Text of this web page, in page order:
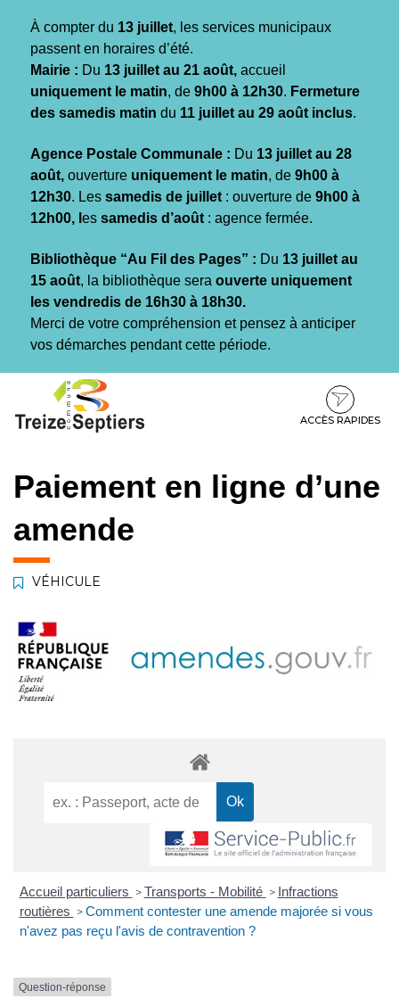
À compter du 13 juillet, les services municipaux
passent en horaires d’été.
Mairie : Du 13 juillet au 21 août, accueil
uniquement le matin, de 9h00 à 12h30. Fermeture
des samedis matin du 11 juillet au 29 août inclus.
Agence Postale Communale : Du 13 juillet au 28
août, ouverture uniquement le matin, de 9h00 à
12h30. Les samedis de juillet : ouverture de 9h00 à
12h00, l es samedis d’août : agence fermée.
Bibliothèque “Au Fil des Pages” : Du 13 juillet au
15 août, la bibliothèque sera ouverte uniquement
les vendredis de 16h30 à 18h30.
Merci de votre compréhension et pensez à anticiper
vos démarches pendant cette période.
contenu
pied
ACCÈS RAPIDES
Paiement en ligne d’une
amende
VÉHICULE
Accueil particuliers > Transports - Mobilité > Infractions
routières > Comment contester une amende majorée si vous
n'avez pas reçu l'avis de contravention ?
Question-réponse